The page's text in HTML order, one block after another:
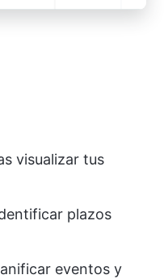
visualizar tus
plazos
eventos y